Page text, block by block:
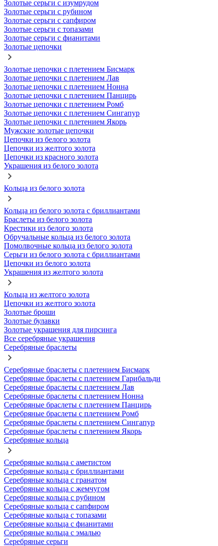
Золотые серьги с изумрудом
Золотые серьги с рубином
Золотые серьги с сапфиром
Золотые серьги с топазами
Золотые серьги с фианитами
Золотые цепочки
Золотые цепочки с плетением Бисмарк
Золотые цепочки с плетением Лав
Золотые цепочки с плетением Нонна
Золотые цепочки с плетением Панцирь
Золотые цепочки с плетением Ромб
Золотые цепочки с плетением Сингапур
Золотые цепочки с плетением Якорь
Мужские золотые цепочки
Цепочки из белого золота
Цепочки из желтого золота
Цепочки из красного золота
Украшения из белого золота
Кольца из белого золота
Кольца из белого золота с бриллиантами
Браслеты из белого золота
Крестики из белого золота
Обручальные кольца из белого золота
Помолвочные кольца из белого золота
Серьги из белого золота с бриллиантами
Цепочки из белого золота
Украшения из желтого золота
Кольца из желтого золота
Цепочки из желтого золота
Золотые броши
Золотые булавки
Золотые украшения для пирсинга
Все серебряные украшения
Серебряные браслеты
Серебряные браслеты с плетением Бисмарк
Серебряные браслеты с плетением Гарибальди
Серебряные браслеты с плетением Лав
Серебряные браслеты с плетением Нонна
Серебряные браслеты с плетением Панцирь
Серебряные браслеты с плетением Ромб
Серебряные браслеты с плетением Сингапур
Серебряные браслеты с плетением Якорь
Серебряные кольца
Серебряные кольца с аметистом
Серебряные кольца с бриллиантами
Серебряные кольца с гранатом
Серебряные кольца с жемчугом
Серебряные кольца с рубином
Серебряные кольца с сапфиром
Серебряные кольца с топазами
Серебряные кольца с фианитами
Серебряные кольца с эмалью
Серебряные серьги